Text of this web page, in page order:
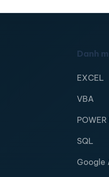
Danh
EXCEL
VBA
POWER
SQL
Google